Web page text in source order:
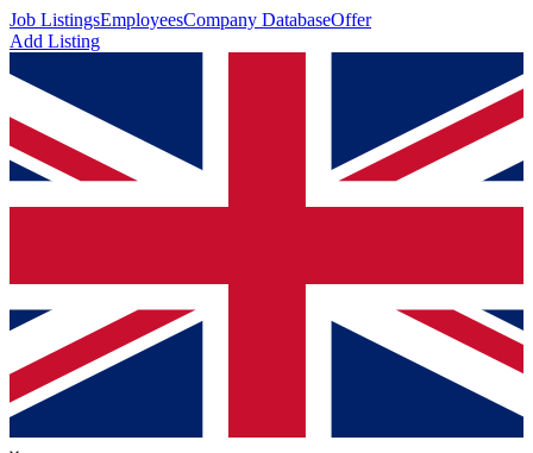
Job ListingsEmployeesCompany DatabaseOffer
Add Listing